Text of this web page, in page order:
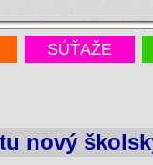
SÚŤAŽE
nový